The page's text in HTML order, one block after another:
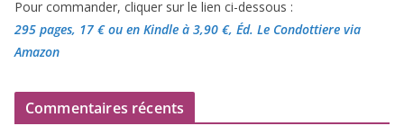
Pour commander, cliquer sur le lien ci-dessous :
295 pages, 17 €ou en Kindle à 3,90 €, Éd. Le Condottiere via
Amazon
Commentaires récents